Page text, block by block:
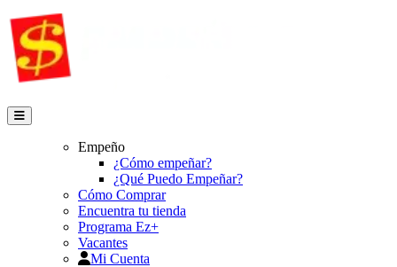
Empeño
¿Cómo empeñar?
¿Qué Puedo Empeñar?
Cómo Comprar
Encuentra tu tienda
Programa Ez+
Vacantes
Mi Cuenta